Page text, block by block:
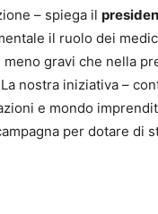
– spiega il
il ruolo dei
gravi che nella
nostra iniziativa –
e mondo
per dotare